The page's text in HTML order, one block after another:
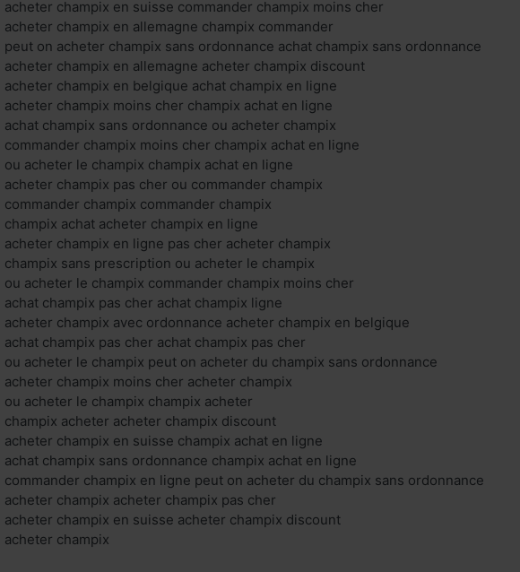
acheter champix en suisse commander champix moins cher
acheter champix en allemagne champix commander
peut on acheter champix sans ordonnance achat champix sans ordonnance
acheter champix en allemagne acheter champix discount
acheter champix en belgique achat champix en ligne
acheter champix moins cher champix achat en ligne
achat champix sans ordonnance ou acheter champix
commander champix moins cher champix achat en ligne
ou acheter le champix champix achat en ligne
acheter champix pas cher ou commander champix
commander champix commander champix
champix achat acheter champix en ligne
acheter champix en ligne pas cher acheter champix
champix sans prescription ou acheter le champix
ou acheter le champix commander champix moins cher
achat champix pas cher achat champix ligne
acheter champix avec ordonnance acheter champix en belgique
achat champix pas cher achat champix pas cher
ou acheter le champix peut on acheter du champix sans ordonnance
acheter champix moins cher acheter champix
ou acheter le champix champix acheter
champix acheter acheter champix discount
acheter champix en suisse champix achat en ligne
achat champix sans ordonnance champix achat en ligne
commander champix en ligne peut on acheter du champix sans ordonnance
acheter champix acheter champix pas cher
acheter champix en suisse acheter champix discount
acheter champix